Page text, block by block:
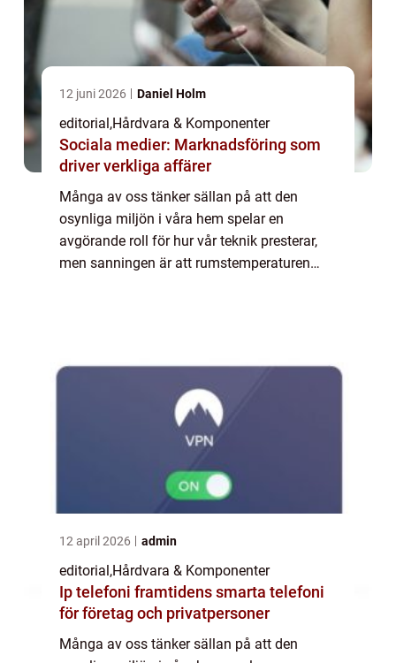
12 juni 2026 Daniel Holm
editorial,Hårdvara & Komponenter
Sociala medier: Marknadsföring som
driver verkliga affärer
Många av oss tänker sällan på att den
osynliga miljön i våra hem spelar en
avgörande roll för hur vår teknik presterar,
men sanningen är att rumstemperaturen
12 april 2026 admin
editorial,Hårdvara & Komponenter
Ip telefoni framtidens smarta telefoni
för företag och privatpersoner
Många av oss tänker sällan på att den